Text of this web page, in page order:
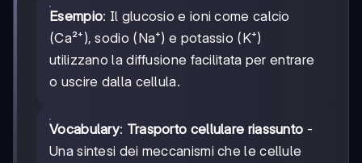
Esempio: Il glucosio e ioni come calcio
(Ca²⁺), sodio (Na⁺) e potassio (K⁺)
utilizzano la diffusione facilitata per entrare
o uscire dalla cellula.
Vocabulary: Trasporto cellulare riassunto -
Una sintesi dei meccanismi che le cellule